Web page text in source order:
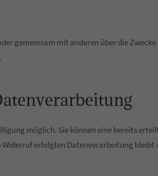
gemeinsam mit anderen über die
möglich. Sie können eine bereits
erfolgten Datenverarbeitung